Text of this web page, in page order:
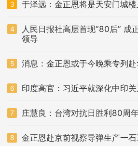
3 于泽远：金正恩将是天安门城
4
人民日报社高层首现“80后” 成
领导
5 消息：金正恩或于今晚乘专列
6 印度高官：习近平就深化中印
7 庄慧良：台湾对抗日胜利80周
8 金正恩赴京前视察导弹生产一